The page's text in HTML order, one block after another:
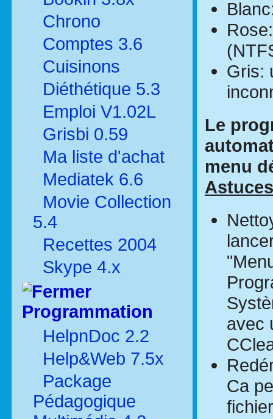
Chrono
Comptes 3.6
Cuisinons
Diéthétique 5.3
Emploi V1.02L
Grisbi 0.59
Ma liste d'achat
Mediatek 6.6
Movie Collection
5.4
Recettes 2004
Skype 4.x
Programmation
HelpnDoc 2.2
Help&Web 7.5x
Package
Pédagogique
Gris:
Le
menu
Astuces
avec
Ca